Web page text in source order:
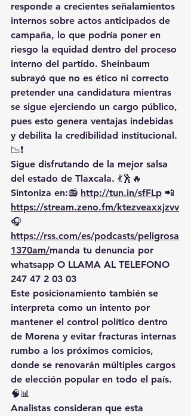
responde a crecientes señalamientos
internos sobre actos anticipados de
campaña, lo que podría poner en
riesgo la equidad dentro del proceso
interno del partido. Sheinbaum
subrayó que no es ético ni correcto
pretender una candidatura mientras
se sigue ejerciendo un cargo público,
pues esto genera ventajas indebidas
y debilita la credibilidad institucional.
📉❗
Sigue disfrutando de la mejor salsa
del estado de Tlaxcala. 💃🕺🔥
Sintoniza en:📻 http://tun.in/sfFLp 📲
https://stream.zeno.fm/ktezveaxxjzvv
🎧
https://rss.com/es/podcasts/peligrosa
1370am/manda tu denuncia por
whatsapp O LLAMA AL TELEFONO
247 47 2 03 03
Este posicionamiento también se
interpreta como un intento por
mantener el control político dentro
de Morena y evitar fracturas internas
rumbo a los próximos comicios,
donde se renovarán múltiples cargos
de elección popular en todo el país.
🧠📊
Analistas consideran que esta